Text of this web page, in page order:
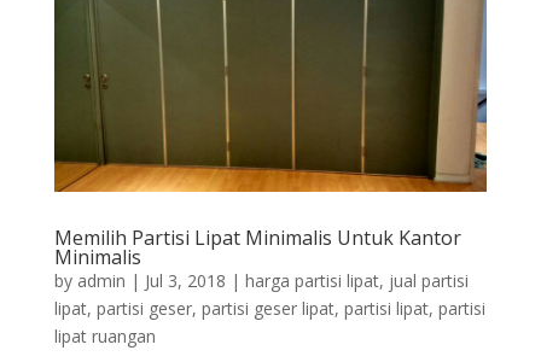
Memilih Partisi Lipat Minimalis Untuk Kantor
Minimalis
by admin | Jul 3, 2018 | harga partisi lipat, jual partisi
lipat, partisi geser, partisi geser lipat, partisi lipat, partisi
lipat ruangan